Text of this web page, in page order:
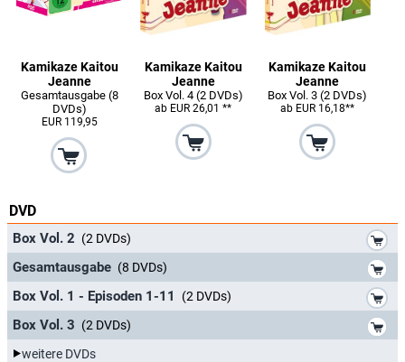
Kamikaze Kaitou
Jeanne
Gesamtausgabe (8
DVDs)
EUR 119,95
Kamikaze Kaitou
Jeanne
Box Vol. 4 (2 DVDs)
ab EUR 26,01 **
Kamikaze Kaitou
Jeanne
Box Vol. 3 (2 DVDs)
ab EUR 16,18**
DVD
Box Vol. 2 (2 DVDs)
Gesamtausgabe (8 DVDs)
Box Vol. 1 - Episoden 1-11 (2 DVDs)
Box Vol. 3 (2 DVDs)
weitere DVDs